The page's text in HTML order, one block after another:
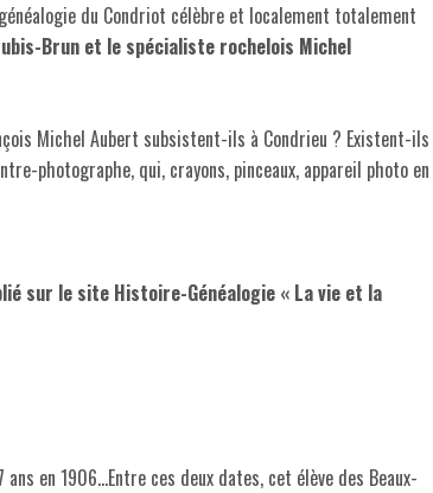
du Condriot célèbre et localement totalement
Brun et le spécialiste rochelois Michel
Michel Aubert subsistent-ils à Condrieu ? Existent-ils
photographe, qui, crayons, pinceaux, appareil photo en
sur le site Histoire-Généalogie « La vie et la
en 1906…Entre ces deux dates, cet élève des Beaux-